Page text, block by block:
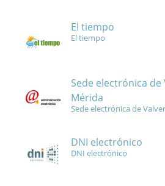
El tiempo
El tiempo
Sede electrónica de
Mérida
Sede electrónica de
DNI electrónico
DNI electrónico